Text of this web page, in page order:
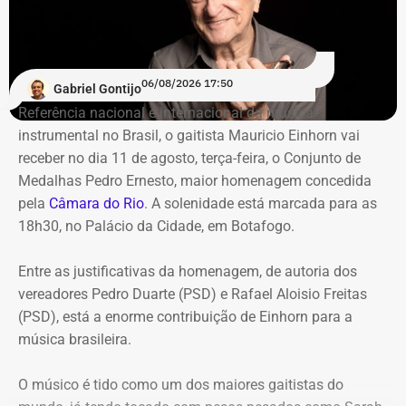
59,6 milhões alocados no Banco Master entre junho e
julho de 2024 representavam mais de 20% de toda a
carteira de investimentos do Itaprevi. A equipe técnica do
Tribunal classificou o processo decisório como
“negligente e temerário”.
Entre os principais pontos apontados pela auditoria
estão:
Mudança brusca na estratégia de investimento: a
20% logo na primeira reunião da nova gestão,
desrespeitando os estudos técnicos e pareceres da
consultoria financeira contratada, que desaconselhavam
o investimento de longo prazo.
previdenciários por 10 anos em uma instituição que
Gabriel Gontijo06/08/2026 17:50
Referência nacional e internacional da música
instrumental no Brasil, o gaitista Mauricio Einhorn vai
receber no dia 11 de agosto, terça-feira, o Conjunto de
Medalhas Pedro Ernesto, maior homenagem concedida
pela Câmara do Rio. A solenidade está marcada para as
18h30, no Palácio da Cidade, em Botafogo.
Entre as justificativas da homenagem, de autoria dos
vereadores Pedro Duarte (PSD) e Rafael Aloisio Freitas
(PSD), está a enorme contribuição de Einhorn para a
música brasileira.
O músico é tido como um dos maiores gaitistas do